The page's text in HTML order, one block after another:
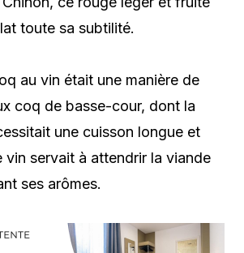
toute sa subtilité.
au vin était une manière de
coq de basse-cour, dont la
une cuisson longue et
vin servait à attendrir la viande
ses arômes.